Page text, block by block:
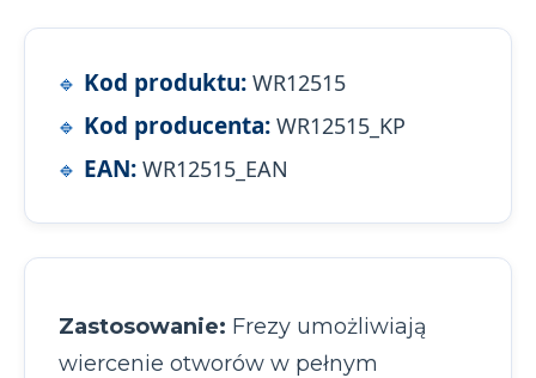
Kod produktu: WR12515
Kod producenta: WR12515_KP
EAN: WR12515_EAN
Zastosowanie: Frezy umożliwiają
wiercenie otworów w pełnym